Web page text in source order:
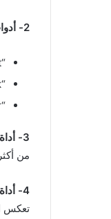
2- أدوات “Wget” و”ShellShock” و”John the Ripper”
“Wget”: أداة لتحميل الملفات أو الأكواد من الإنترنت، ويمكن استغلالها في هجمات سيبرانية.
“ShellShock”: ثغرة شهيرة استُغلت على نطاق واسع في الفترة التي واكبت عرض المسلسل.
“John the Ripper”: أداة متخصصة في كسر كلمات المرور.
3- أداة “Nmap”
من
4- أداة “candump”
تعكس